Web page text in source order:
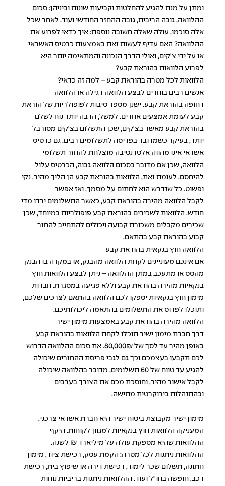
ומתן על מנת להגיע להחלטות וקביעות שונות וביניהן: סכום
ההלוואה, גובה הריבית, גובה ההחזר החודשי ועוד. לאחר שכל
אלה סוכמו, עולה שאלה חשובה נוספת: איך כדאי לפרוע את
ההלוואה? האם עדיף לעשות זאת באמצעות כרטיס האשראי
או על ידי צ'קים, ואולי הדרך הנכונה והמתאימה יותר היא
לפרוע הלוואות בהוראת קבע?
הלוואות לכל מטרה בהוראת קבע – למה זה כדאי?
אנשים רבים בוחרים לבצע הלוואה רגילה או הלוואה
דחופה בהוראת קבע. ישנן מספר סיבות לפופולריות של הוראת
קבע לעומת אמצעים אחרים. למשל, הרבה יותר נוח לשלם
בהוראת קבע מאשר בצ'קים, שכן התשלום בצ'קים מסורבל
יותר, בעיקר כשמדובר בפריסה לתשלומים רבים. גם כרטיס
אשראי אינו מהווה אלטרנטיבה מוצלחת להחזר תשלומי
הלוואה, שכן אם מדובר בסכום הלוואה גבוה, הכרטיס עלול
להיחסם. לעומת זאת, הלוואות בהוראת קבע הן הליך מהיר, נקי
ופשוט. כל שנדרש הוא לחתום על מסמך, ואז אפשר
לקבל הלוואה מהירה בהוראת קבע, כאשר התשלומים ירדו מדי
חודש. הלוואות לשכירים בהוראת קבע פופולריות במיוחד, שכן
שכירים מקבלים משכורת קבועה ויכולים להתחייב להחזר
קבוע בהוראת קבע בהתאם.
הלוואה חוץ בנקאית בהוראת קבע
אם אינכם מעוניינים לקחת הלוואה מהבנק, או במקרה בו הבנק
מהסס או מתעכב במתן ההלוואה – ניתן לבצע הלוואות חוץ
בנקאיות מהירה בהוראת קבע וללא פגיעה במסגרת. חברות
מימון חוץ בנקאיות יספקו לכם הלוואה בהתאם לצרכים שלכם,
ותוכלו לפרוס את התשלומים בהתאמה ליכולותיכם.
הלוואה מהירה בהוראת קבע באמצעות מימון ישיר
דרך חברת מימון ישיר תוכלו לקחת הלוואות בהוראת קבע
באופן מהיר עד לסך של 80,000₪. את סכום ההלוואה הדרוש
לכם תקבעו בעצמכם וכך גם לגבי פריסת ההחזרים שיכולה
להגיע עד טווח של 60 תשלומים. מדובר בהלוואה שיכולה
לקבל אישור מהיר, וחוסכת מכם את הצורך בערבים
ובהתנהלות בירוקרטית מתישה.
מימון ישיר מקבוצת ביטוח ישיר היא חברת אשראי צרכני,
המעניקה הלוואות חוץ בנקאיות למגוון לקוחות. היקף
ההלוואות שהיא מספקת עולה על מיליארד ₪ לשנה.
ההלוואות ניתנות לכל מטרה: הקמת עסק, רכישת ציוד, מימון
חתונה, תשלום שכר לימוד, רכישת דירה או שיפוץ בית, רכישת
רכב, חופשה בחו"ל ועוד. ההלוואות ניתנות בריביות נוחות